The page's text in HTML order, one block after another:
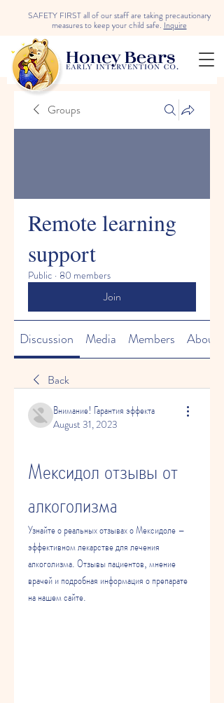
SAFETY FIRST all of our staff are taking precautionary
measures to keep your child safe.Inquire
Groups
Remote learning
support
Public · 80 members
Join
Discussion Media Members About
Back
Внимание! Гарантия эффекта
August 31, 2023
Мексидол отзывы от
алкоголизма
Узнайте о реальных отзывах о Мексидоле –
эффективном лекарстве для лечения
алкоголизма. Отзывы пациентов, мнение
врачей и подробная информация о препарате
на нашем сайте.